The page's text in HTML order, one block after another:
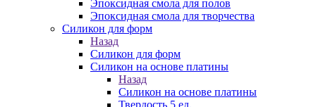
Эпоксидная смола для полов
Эпоксидная смола для творчества
Силикон для форм
Назад
Силикон для форм
Силикон на основе платины
Назад
Силикон на основе платины
Твердость 5 ед.